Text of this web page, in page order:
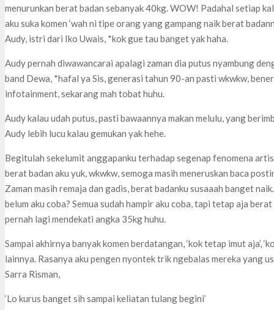
menurunkan berat badan sebanyak 40kg. WOW! Padahal setiap
aku suka komen ‘wah ni tipe orang yang gampang naik berat
Audy, istri dari Iko Uwais, *kok gue tau banget yak haha.
Audy pernah diwawancarai apalagi zaman dia putus nyambung
band Dewa, *hafal ya Sis, generasi tahun 90-an pasti wkwkw,
infotainment, sekarang mah tobat huhu.
Audy kalau udah putus, pasti bawaannya makan melulu, yang
Audy lebih lucu kalau gemukan yak hehe.
Begitulah sekelumit anggapanku terhadap segenap fenomena
berat badan aku yuk, wkwkw, semoga masih meneruskan baca
Zaman masih remaja dan gadis, berat badanku susaaah banget
belum aku coba? Semua sudah hampir aku coba, tapi tetap aja
pernah lagi mendekati angka 35kg huhu.
Sampai akhirnya banyak komen berdatangan, ‘kok tetap imut aja’,
lainnya. Rasanya aku pengen nyontek trik ngebalas mereka yang
Sarra Risman,
‘Lo kurus banget sih sampai keliatan tulang begini’